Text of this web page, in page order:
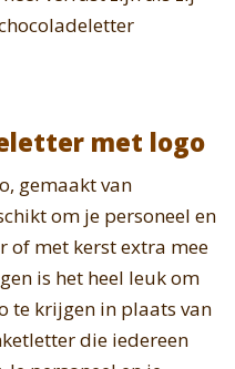
met logo
gemaakt van
om je personeel en
of met kerst extra mee
is het heel leuk om
te krijgen in plaats van
die iedereen